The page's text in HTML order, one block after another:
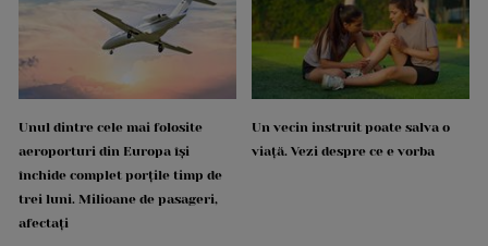
Unul dintre cele mai folosite
aeroporturi din Europa își
închide complet porțile timp de
trei luni. Milioane de pasageri,
afectați
Un vecin instruit poate salva o
viață. Vezi despre ce e vorba